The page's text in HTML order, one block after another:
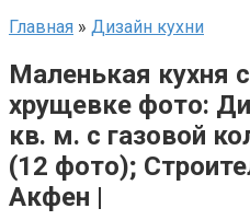
Главная » Дизайн кухни
Маленькая кухня
хрущевке фото:
кв. м. с газовой
(12 фото);
Акфен |